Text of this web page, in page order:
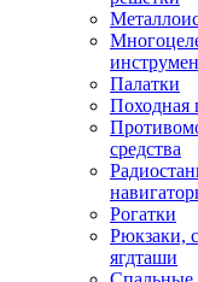
Палатки
Походная
средства
Рогатки
Рюкзаки,
ягдташи